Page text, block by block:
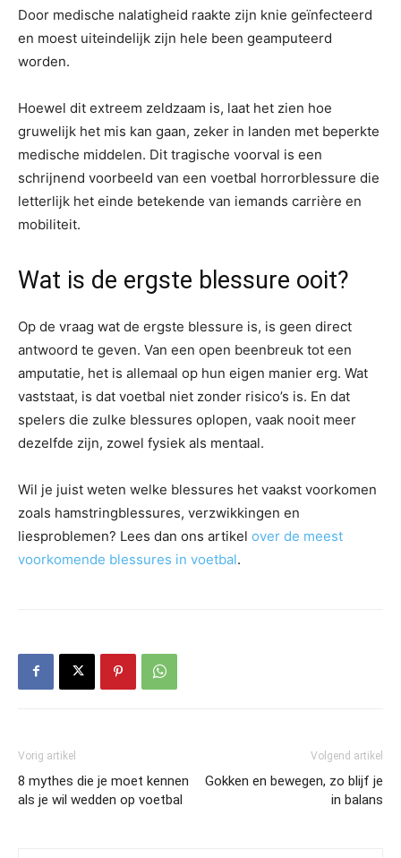
Door medische nalatigheid raakte zijn knie geïnfecteerd
en moest uiteindelijk zijn hele been geamputeerd
worden.
Hoewel dit extreem zeldzaam is, laat het zien hoe
gruwelijk het mis kan gaan, zeker in landen met beperkte
medische middelen. Dit tragische voorval is een
schrijnend voorbeeld van een voetbal horrorblessure die
letterlijk het einde betekende van iemands carrière en
mobiliteit.
Wat is de ergste blessure ooit?
Op de vraag wat de ergste blessure is, is geen direct
antwoord te geven. Van een open beenbreuk tot een
amputatie, het is allemaal op hun eigen manier erg. Wat
vaststaat, is dat voetbal niet zonder risico’s is. En dat
spelers die zulke blessures oplopen, vaak nooit meer
dezelfde zijn, zowel fysiek als mentaal.
Wil je juist weten welke blessures het vaakst voorkomen
zoals hamstringblessures, verzwikkingen en
liesproblemen? Lees dan ons artikel over de meest
voorkomende blessures in voetbal.
Vorig artikel
8 mythes die je moet kennen
als je wil wedden op voetbal
Volgend artikel
Gokken en bewegen, zo blijf je
in balans